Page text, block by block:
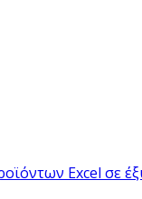
Excel σε